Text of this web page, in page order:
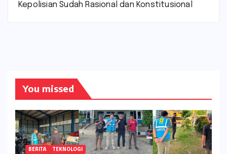
Kepolisian Sudah Rasional dan Konstitusional
You missed
BERITA TEKNOLOGI